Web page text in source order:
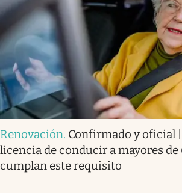
Renovación. Confirmado y oficial |
licencia de conducir a mayores de
cumplan este requisito